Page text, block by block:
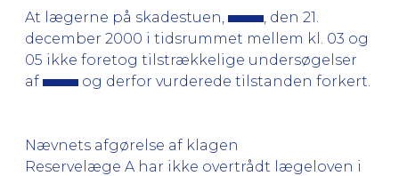
At lægerne på skadestuen,
, den 21.
december 2000 i tidsrummet mellem kl. 03 og
05 ikke foretog tilstrækkelige undersøgelser
af
og derfor vurderede tilstanden forkert.
Nævnets afgørelse af klagen
Reservelæge A har ikke overtrådt lægeloven i